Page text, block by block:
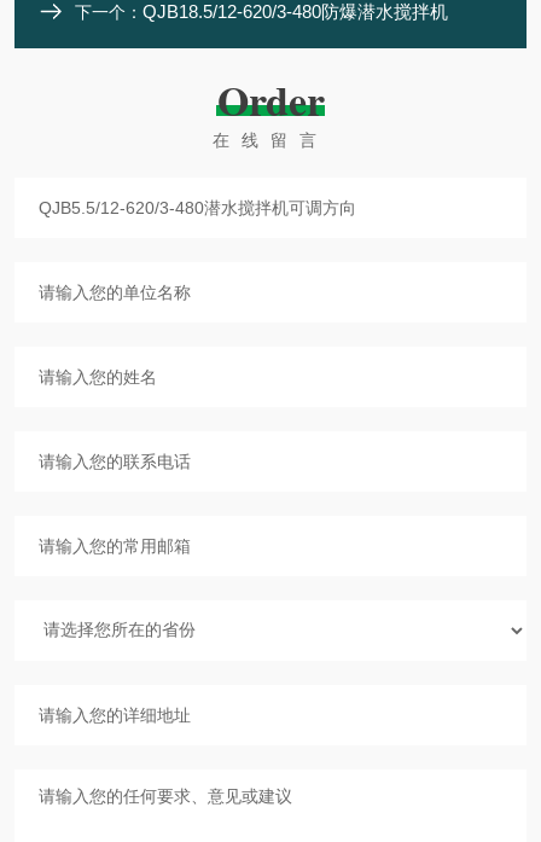
下一个： QJB18.5/12-620/3-480防爆潜水搅拌机
Order
在线留言